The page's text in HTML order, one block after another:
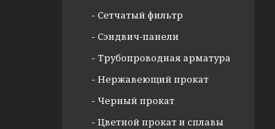
Сетчатый фильтр
Сэндвич-панели
Трубопроводная арматура
Нержавеющий прокат
Черный прокат
Цветной прокат и сплавы